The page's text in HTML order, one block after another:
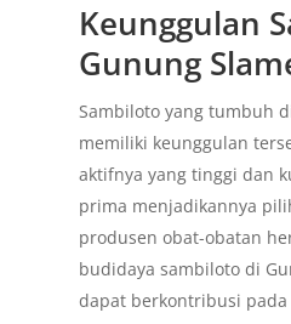
Keunggulan
Gunung
Sambiloto yang tumbuh
memiliki keunggulan
aktifnya yang tinggi dan
prima menjadikannya
produsen obat-obatan
budidaya sambiloto di
dapat berkontribusi